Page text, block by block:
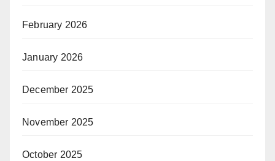
February 2026
January 2026
December 2025
November 2025
October 2025